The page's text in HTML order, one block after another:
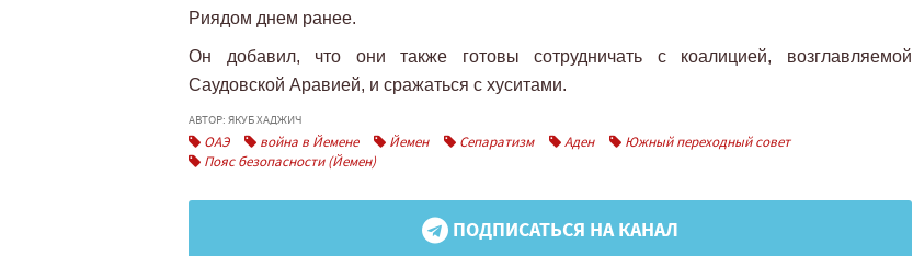
Риядом днем ​​ранее.
Он добавил, что они также готовы сотрудничать с коалицией, возглавляемой
Саудовской Аравией, и сражаться с хуситами.
АВТОР: ЯКУБ ХАДЖИЧ
ОАЭ война в Йемене Йемен Сепаратизм Аден
Южный переходный совет
Пояс безопасности (Йемен)
ПОДПИСАТЬСЯ НА КАНАЛ